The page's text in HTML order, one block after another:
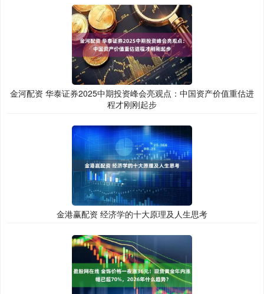
金河配资 华泰证券2025中期投资峰会亮观点：中国资产价值重估进
程才刚刚起步
金港赢配资 经济学的十大原理及人生思考